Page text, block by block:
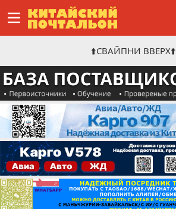
⬆️СВАЙПНИ ВВЕРХ⬆️